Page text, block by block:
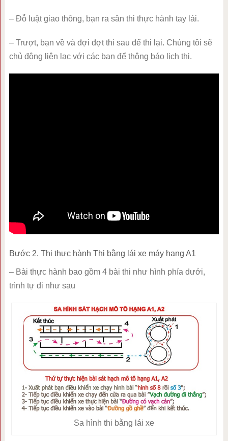
– Đỗ luật giao thông, bạn ra sân thi thực hành tay lái.
– Trượt, bạn về và đợi đợt thi sau để thi lại. Chúng tôi sẽ
chủ động liên lạc với các bạn để thông báo lịch thi.
Bước 2. Thi thực hành Thi bằng lái xe máy hạng A1
– Bài thực hành bao gồm 4 bài thi như hình phía dưới,
trình tự đi như sau
Sa hình thi bằng lái xe